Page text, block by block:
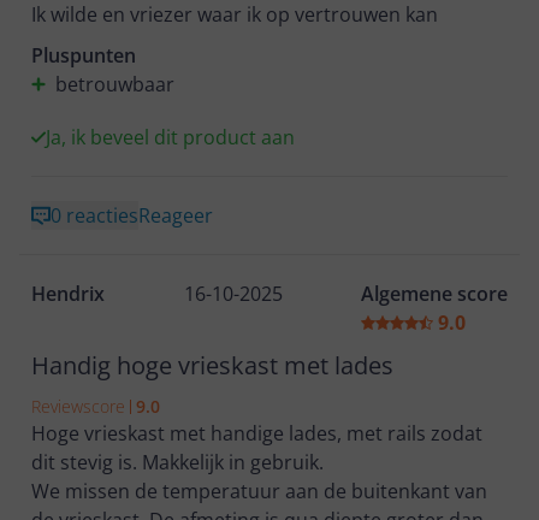
Ik wilde en vriezer waar ik op vertrouwen kan
Pluspunten
betrouwbaar
Ja, ik beveel dit product aan
0 reactiesReageer
Hendrix 16-10-2025
Algemene score
9.0
Handig hoge vrieskast met lades
Reviewscore 9.0
Hoge vrieskast met handige lades, met rails zodat
dit stevig is. Makkelijk in gebruik.
We missen de temperatuur aan de buitenkant van